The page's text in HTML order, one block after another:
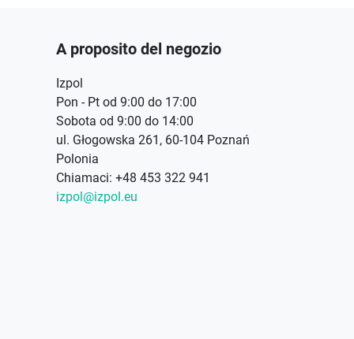
A proposito del negozio
Izpol
Pon - Pt od 9:00 do 17:00
Sobota od 9:00 do 14:00
ul. Głogowska 261, 60-104 Poznań
Polonia
Chiamaci: +48 453 322 941
izpol@izpol.eu